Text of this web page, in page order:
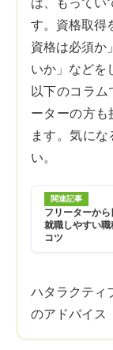
す。資格取得
資格は必須か
いか」などを
以下のコラム
ーターの方も
ます。気に
い。
関連記事
フリーターから
就職しやすい
コツ
ハタラクティ
のアドバイス